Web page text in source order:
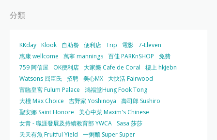
分類
KKday Klook 自助餐 便利店 Trip 電影 7-Eleven
惠康 wellcome
萬寧 mannings 百佳 PARKnSHOP
免費
759 阿信屋
OK便利店 大家樂 Cafe de Coral
樓上 hkjebn
Watsons 屈臣氏
招聘 美心MX 大快活 Fairwood
富臨皇宮 Fulum Palace
鴻福堂Hung Fook Tong
大棧 Max Choice
吉野家 Yoshinoya
壽司郎 Sushiro
聖安娜 Saint Honore
美心中菜 Maxim's Chinese
女青 - 職涯發展及持續教育部 YWCA
Sasa 莎莎
天天有魚 Fruitful Yield
一粥麵 Super Super